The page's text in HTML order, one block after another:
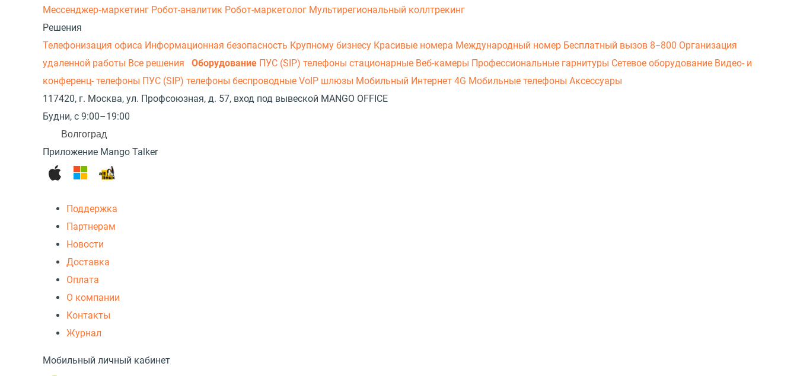
Мессенджер‑маркетинг Робот-аналитик Робот-маркетолог Мультирегиональный коллтрекинг
Решения
Телефонизация офиса Информационная безопасность Крупному бизнесу Красивые номера Международный номер Бесплатный вызов 8−800 Организация
удаленной работы Все решения Оборудование ПУС (SIP) телефоны стационарные Веб-камеры Профессиональные гарнитуры Сетевое оборудование Видео- и
конференц- телефоны ПУС (SIP) телефоны беспроводные VoIP шлюзы Мобильный Интернет 4G Мобильные телефоны Аксессуары
117420, г. Москва, ул. Профсоюзная, д. 57, вход под вывеской MANGO OFFICE
Будни, с 9:00–19:00
Волгоград
Приложение Mango Talker
Поддержка
Партнерам
Новости
Доставка
Оплата
О компании
Контакты
Журнал
Мобильный личный кабинет